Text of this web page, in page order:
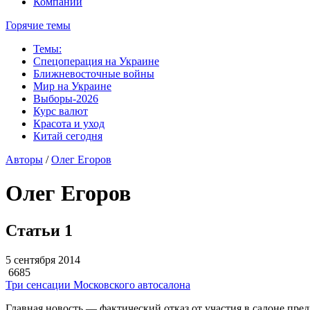
Горячие темы
Темы:
Спецоперация на Украине
Ближневосточные войны
Мир на Украине
Выборы-2026
Курс валют
Красота и уход
Китай сегодня
Авторы /Олег Егоров
Олег Егоров
Статьи 1
5 сентября 2014
6685
Три сенсации Московского автосалона